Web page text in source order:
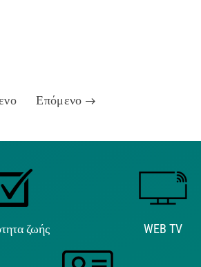
Επόμενο
ζωής WEB TV